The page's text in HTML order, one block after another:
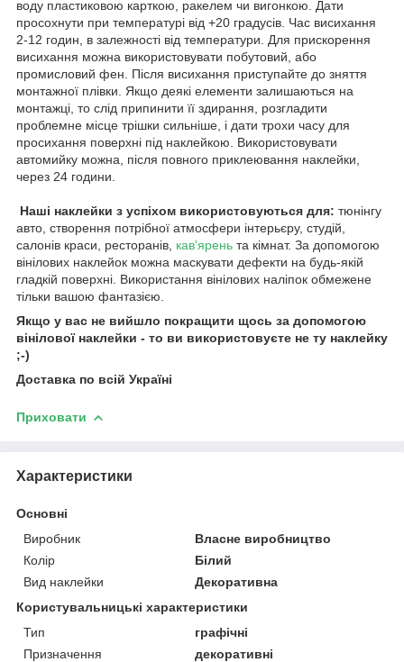
воду пластиковою карткою, ракелем чи вигонкою. Дати
просохнути при температурі від +20 градусів. Час висихання
2-12 годин, в залежності від температури. Для прискорення
висихання можна використовувати побутовий, або
промисловий фен. Після висихання приступайте до зняття
монтажної плівки. Якщо деякі елементи залишаються на
монтажці, то слід припинити її здирання, розгладити
проблемне місце трішки сильніше, і дати трохи часу для
просихання поверхні під наклейкою. Використовувати
автомийку можна, після повного приклеювання наклейки,
через 24 години.
Наші наклейки з успіхом використовуються для: тюнінгу
авто, створення потрібної атмосфери інтерьєру, студій,
салонів краси, ресторанів, кав'ярень та кімнат. За допомогою
вінілових наклейок можна маскувати дефекти на будь-якій
гладкій поверхні. Використання вінілових наліпок обмежене
тільки вашою фантазією.
Якщо у вас не вийшло покращити щось за допомогою
вінілової наклейки - то ви використовуєте не ту наклейку
;-)
Доставка по всій Україні
Приховати
Характеристики
Основні
Виробник
Власне виробництво
Колір
Білий
Вид наклейки
Декоративна
Користувальницькі характеристики
Тип
графічні
Призначення
декоративні